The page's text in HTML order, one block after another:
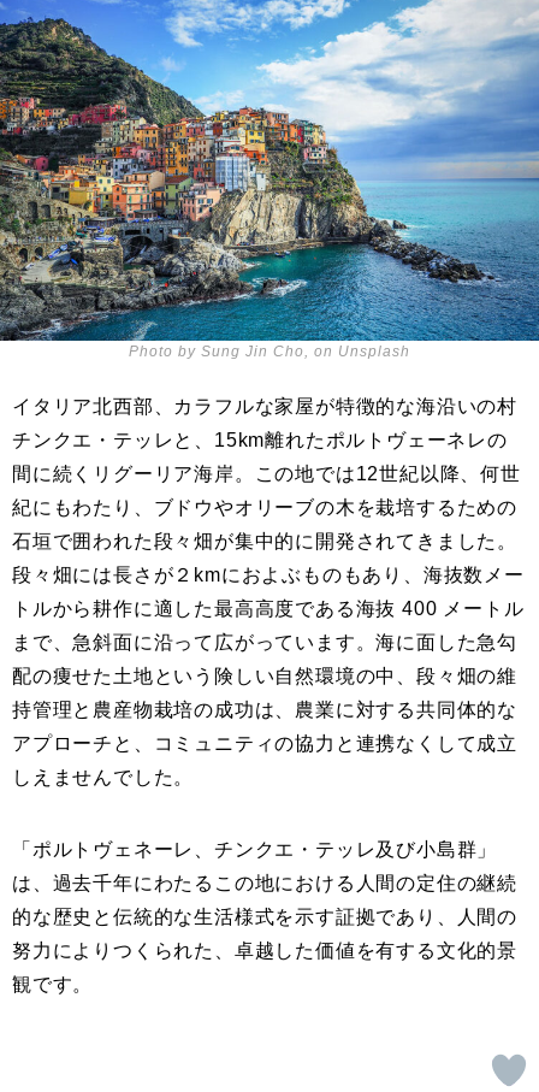
Photo by Sung Jin Cho, on Unsplash
イタリア北西部、カラフルな家屋が特徴的な海沿いの村
チンクエ・テッレと、15km離れたポルトヴェーネレの
間に続くリグーリア海岸。この地では12世紀以降、何世
紀にもわたり、ブドウやオリーブの木を栽培するための
石垣で囲われた段々畑が集中的に開発されてきました。
段々畑には長さが２kmにおよぶものもあり、海抜数メー
トルから耕作に適した最高高度である海抜 400 メートル
まで、急斜面に沿って広がっています。海に面した急勾
配の痩せた土地という険しい自然環境の中、段々畑の維
持管理と農産物栽培の成功は、農業に対する共同体的な
アプローチと、コミュニティの協力と連携なくして成立
しえませんでした。
「ポルトヴェネーレ、チンクエ・テッレ及び小島群」
は、過去千年にわたるこの地における人間の定住の継続
的な歴史と伝統的な生活様式を示す証拠であり、人間の
努力によりつくられた、卓越した価値を有する文化的景
観です。